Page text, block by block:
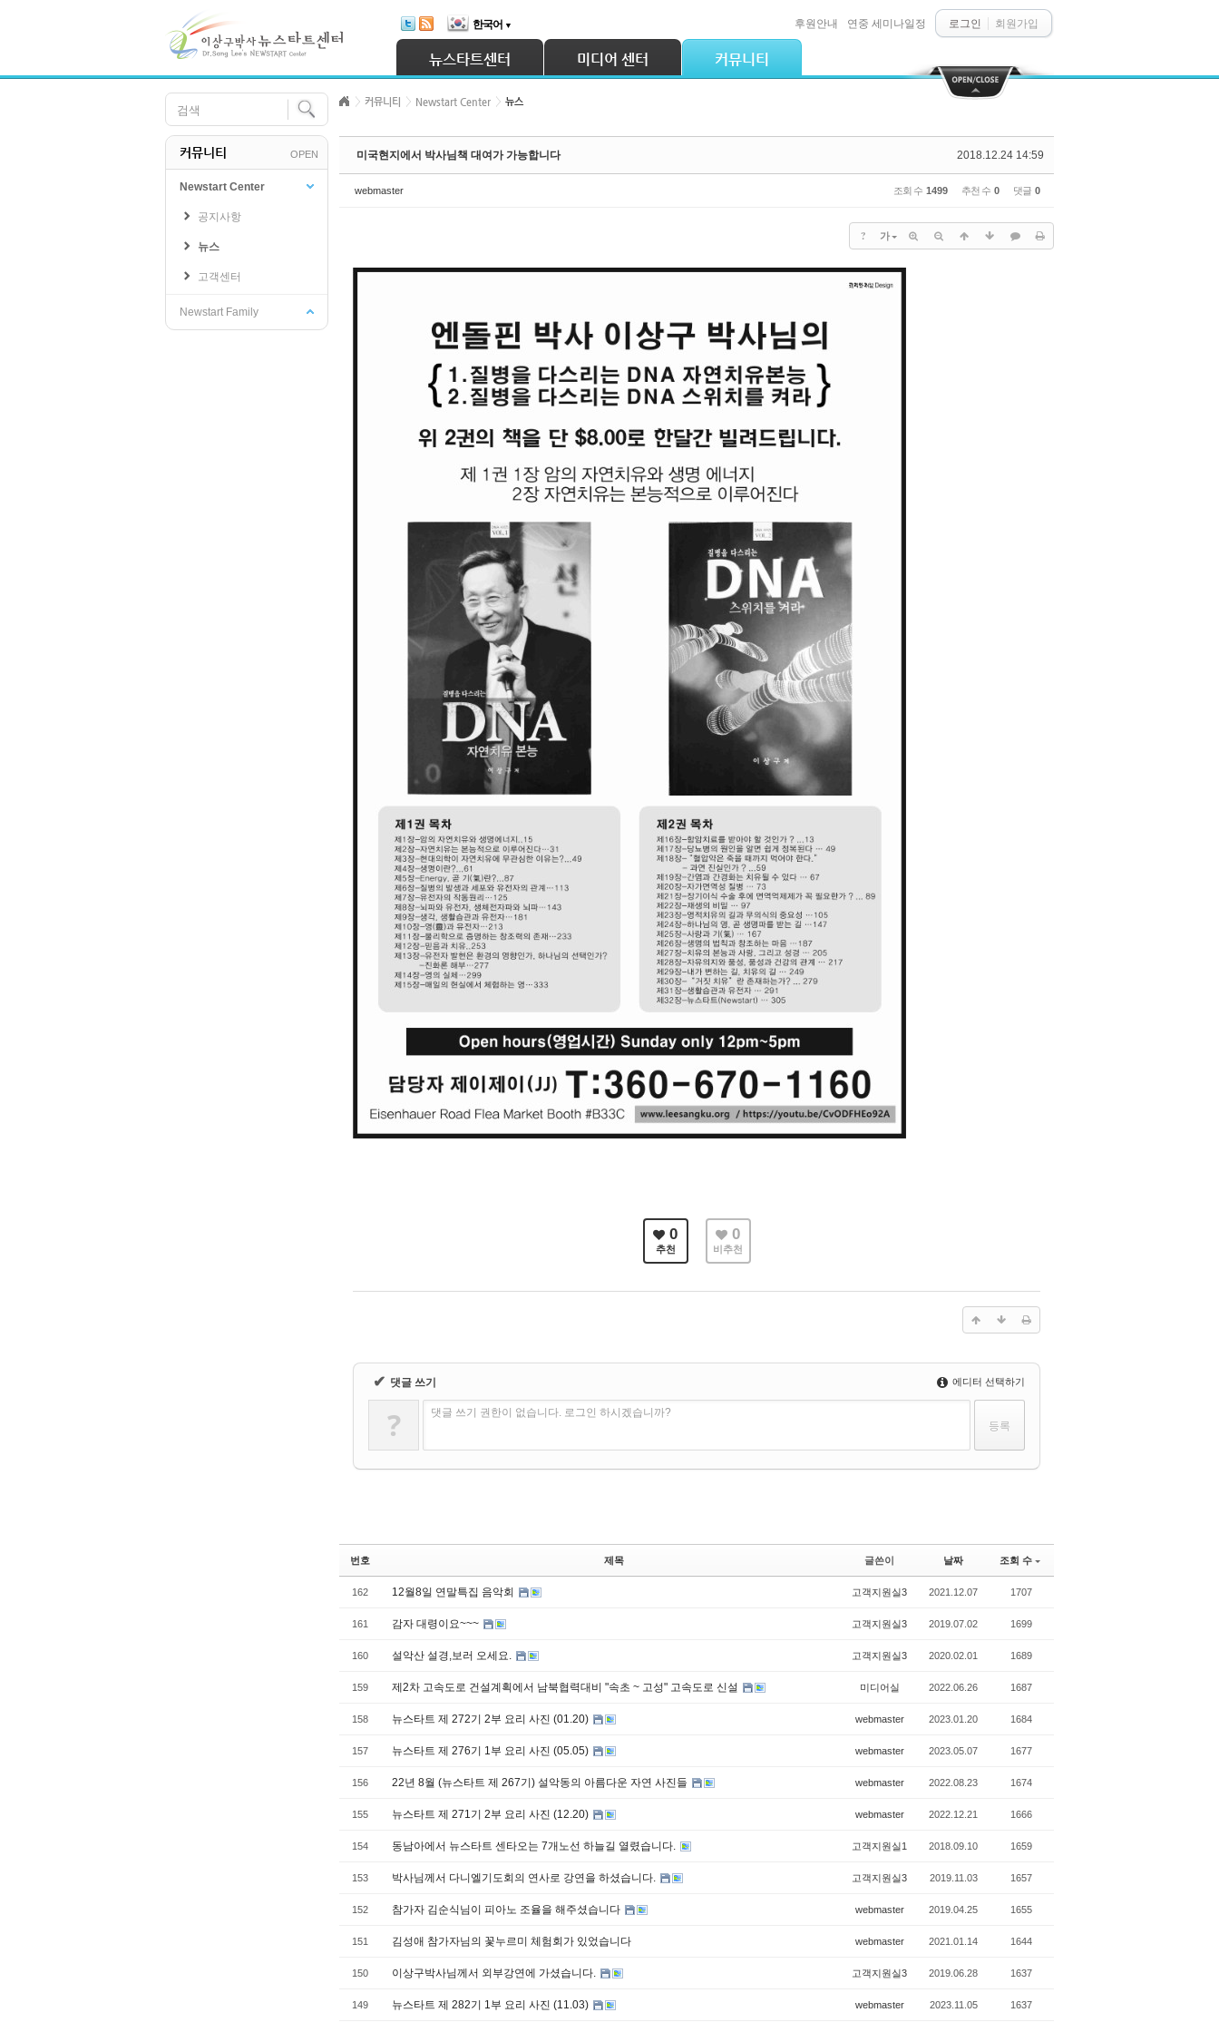
한국어 ▼ 로그인 회원가입
후원안내 연중 세미나일정
뉴스타트센터 미디어 센터 커뮤니티
커뮤니티 OPEN
Newstart Center
공지사항
뉴스
고객센터
Newstart Family
커뮤니티 Newstart Center 뉴스
2018.12.24 14:59
미국현지에서 박사님책 대여가 가능합니다
webmaster 조회 수 1499 추천 수 0 댓글 0
? 가
0
추천
0
비추천
✔ 댓글 쓰기 에디터 선택하기
? 댓글 쓰기 권한이 없습니다. 로그인 하시겠습니까?
번호 제목 글쓴이 날짜 조회 수
162 12월8일 연말특집 음악회 고객지원실3 2021.12.07 1707
161 감자 대령이요~~~ 고객지원실3 2019.07.02 1699
160 설악산 설경,보러 오세요. 고객지원실3 2020.02.01 1689
159 제2차 고속도로 건설계획에서 남북협력대비 "속초 ~ 고성" 고속도로 신설 미디어실 2022.06.26 1687
158 뉴스타트 제 272기 2부 요리 사진 (01.20) webmaster 2023.01.20 1684
157 뉴스타트 제 276기 1부 요리 사진 (05.05) webmaster 2023.05.07 1677
156 22년 8월 (뉴스타트 제 267기) 설악동의 아름다운 자연 사진들 webmaster 2022.08.23 1674
155 뉴스타트 제 271기 2부 요리 사진 (12.20) webmaster 2022.12.21 1666
154 동남아에서 뉴스타트 센타오는 7개노선 하늘길 열렸습니다. 고객지원실1 2018.09.10 1659
153 박사님께서 다니엘기도회의 연사로 강연을 하셨습니다. 고객지원실3 2019.11.03 1657
152 참가자 김순식님이 피아노 조율을 해주셨습니다 webmaster 2019.04.25 1655
151 김성애 참가자님의 꽃누르미 체험회가 있었습니다 webmaster 2021.01.14 1644
150 이상구박사님께서 외부강연에 가셨습니다. 고객지원실3 2019.06.28 1637
149 뉴스타트 제 282기 1부 요리 사진 (11.03) webmaster 2023.11.05 1637
Sketchbook5, 스케치북5
Sketchbook5, 스케치북5
Sketchbook5, 스케치북5
Sketchbook5, 스케치북5